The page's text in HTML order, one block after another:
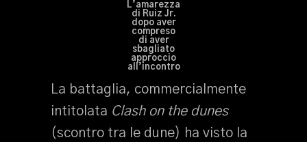
L’amarezza
di Ruiz Jr.
dopo aver
compreso
di aver
sbagliato
approccio
all’incontro
La battaglia, commercialmente
intitolata Clash on the dunes
(scontro tra le dune) ha visto la